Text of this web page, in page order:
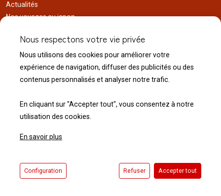
Actualités
Nos voyages au japon
Liens utiles
Service client
Nous contacter
Modalité de retour
Nous respectons votre vie privée
Nous utilisons des cookies pour améliorer votre
expérience de navigation, diffuser des publicités ou des
contenus personnalisés et analyser notre trafic.
En cliquant sur "Accepter tout", vous consentez à notre
utilisation des cookies.
En savoir plus
Configuration Refuser Accepter tout